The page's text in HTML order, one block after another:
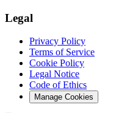
Legal
Privacy Policy
Terms of Service
Cookie Policy
Legal Notice
Code of Ethics
Manage Cookies